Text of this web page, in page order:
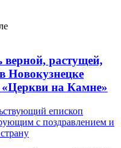
верной, растущей,
Новокузнецке
«Церкви на Камне»